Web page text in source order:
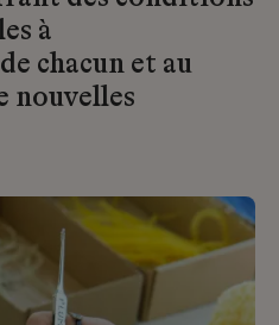
à
chacun et au
nouvelles